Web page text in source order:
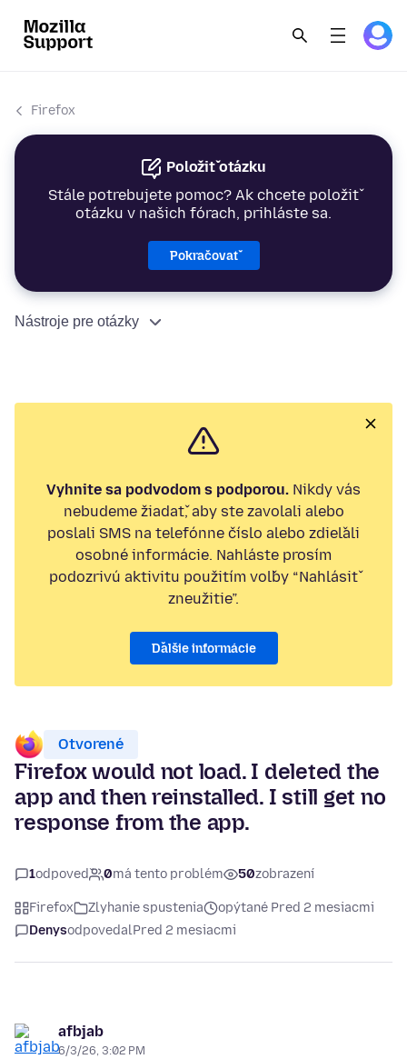
Firefox
Položiť otázku
Stále potrebujete pomoc? Ak chcete položiť
otázku v našich fórach, prihláste sa.
Pokračovať
Nástroje pre otázky
Vyhnite sa podvodom s podporou. Nikdy vás
nebudeme žiadať, aby ste zavolali alebo
poslali SMS na telefónne číslo alebo zdieľali
osobné informácie. Nahláste prosím
podozrivú aktivitu použitím voľby “Nahlásiť
zneužitie”.
Ďalšie informácie
Otvorené
Firefox would not load. I deleted the
app and then reinstalled. I still get no
response from the app.
1odpoveď 0má tento problém 50zobrazení
Firefox Zlyhanie spustenia
opýtané Pred 2 mesiacmi
DenysodpovedalPred 2 mesiacmi
afbjab
6/3/26, 3:02 PM